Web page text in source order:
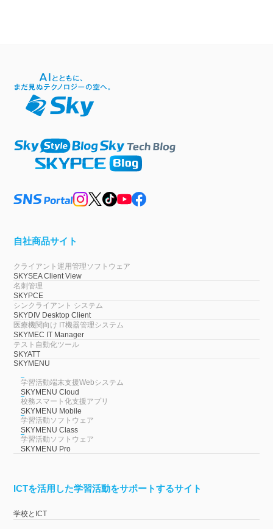
自社商品サイト
クライアント運用管理ソフトウェア
SKYSEA Client View
名刺管理
SKYPCE
シンクライアント システム
SKYDIV Desktop Client
医療機関向け IT機器管理システム
SKYMEC IT Manager
テスト自動化ツール
SKYATT
SKYMENU
学習活動端末支援Webシステム
SKYMENU Cloud
校務スマート化支援アプリ
SKYMENU Mobile
学習活動ソフトウェア
SKYMENU Class
学習活動ソフトウェア
SKYMENU Pro
ICTを活用した学習活動をサポートするサイト
学校とICT